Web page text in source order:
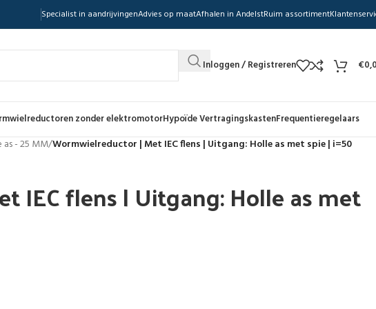
Specialist in aandrijvingenAdvies op maatAfhalen in AndelstRuim assortiment
Inloggen / Registreren €
zonder elektromotorHypoïde VertragingskastenFrequentieregelaars
as - 25 MM/Wormwielreductor | Met IEC flens | Uitgang: Holle as met spie | i=50
IEC flens | Uitgang: Holle as met